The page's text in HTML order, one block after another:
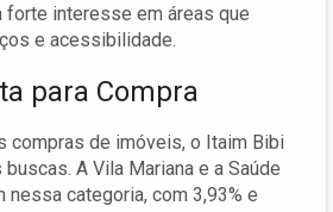
forte interesse em áreas que
e acessibilidade.
para Compra
compras de imóveis, o Itaim Bibi
A Vila Mariana e a Saúde
categoria, com 3,93% e